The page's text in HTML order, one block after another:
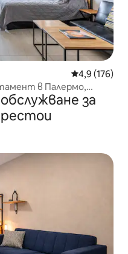
Средна
4,9 (176)
в Палермо,
за